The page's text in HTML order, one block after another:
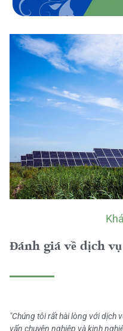
Đánh giá về dịch
"Chúng tôi rất hài lòng với dịch
vấn chuyên nghiệp và kinh